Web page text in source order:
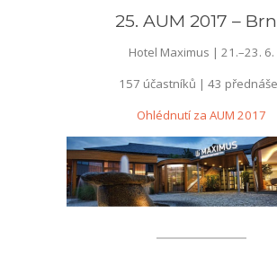
25. AUM 2017 –
Hotel Maximus | 21.–23. 6.
157 účastníků | 43
Ohlédnutí za AUM 2017